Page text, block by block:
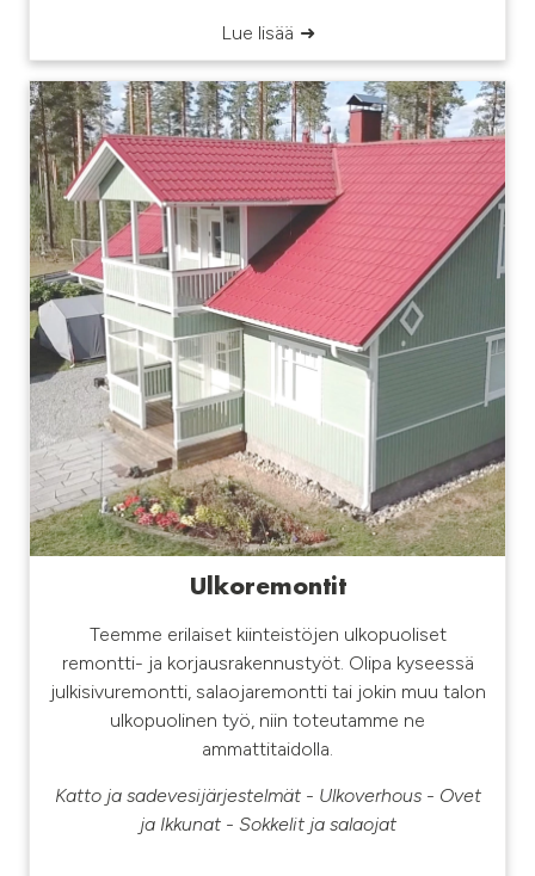
Lue lisää
Ulkoremontit
Teemme erilaiset kiinteistöjen ulkopuoliset
remontti- ja korjausrakennustyöt. Olipa kyseessä
julkisivuremontti, salaojaremontti tai jokin muu talon
ulkopuolinen työ, niin toteutamme ne
ammattitaidolla.
Katto ja sadevesijärjestelmät - Ulkoverhous - Ovet
ja Ikkunat - Sokkelit ja salaojat